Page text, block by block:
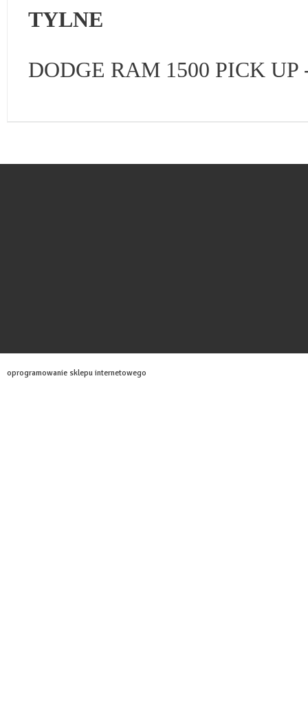
TYLNE
DODGE RAM 1500 PICK UP
oprogramowanie sklepu internetowego